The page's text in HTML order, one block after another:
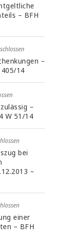
– BFH
–
14
–
W 51/14
bei
–
einer
– BFH